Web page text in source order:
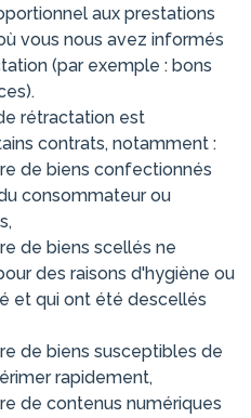
aux prestations
vous nous avez informés
(par exemple : bons
rétractation est
contrats, notamment :
de biens confectionnés
consommateur ou
de biens scellés ne
des raisons d'hygiène ou
et qui ont été descellés
de biens susceptibles de
rapidement,
de contenus numériques